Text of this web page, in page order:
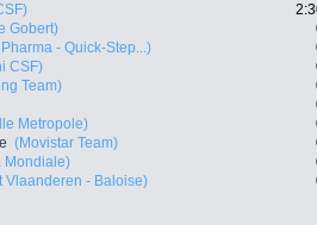
Gobert)
- Quick-Step...)
CSF)
Team)
Metropole)
(Movistar Team)
Mondiale)
Vlaanderen - Baloise)